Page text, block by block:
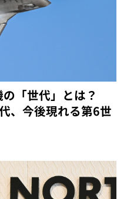
「世代」とは？
、今後現れる第6世